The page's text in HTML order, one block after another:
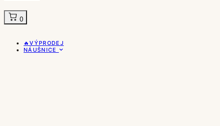
0
🔥VÝPRODEJ
NÁUŠNICE